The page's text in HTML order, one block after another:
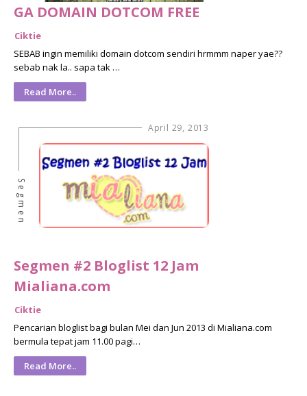
GA DOMAIN DOTCOM FREE
Ciktie
SEBAB ingin memiliki domain dotcom sendiri hrmmm naper yae??
sebab nak la.. sapa tak …
Read More..
April 29, 2013
Segmen
Segmen #2 Bloglist 12 Jam
Mialiana.com
Ciktie
Pencarian bloglist bagi bulan Mei dan Jun 2013 di Mialiana.com
bermula tepat jam 11.00 pagi…
Read More..